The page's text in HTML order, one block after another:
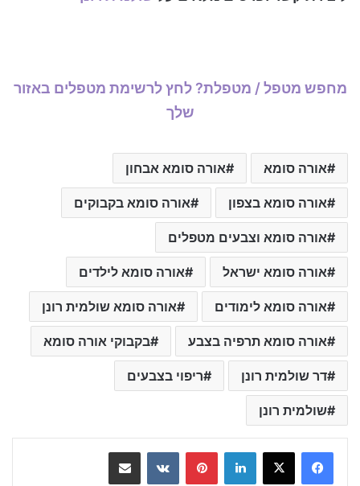
מחפש מטפל / מטפלת? לחץ לרשימת מטפלים באזור
שלך
אורה סומא אורה סומא אבחון
אורה סומא בצפון אורה סומא בקבוקים
אורה סומא וצבעים מטפלים
אורה סומא ישראל אורה סומא לילדים
אורה סומא לימודים אורה סומא שולמית רונן
אורה סומא תרפיה בצבע בקבוקי אורה סומא
דר שולמית רונן ריפוי בצבעים
שולמית רונן